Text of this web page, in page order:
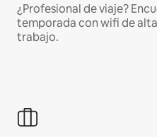
¿Profesional de viaje?
temporada con wifi de
trabajo.